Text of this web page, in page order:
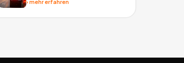
›mehr erfahren